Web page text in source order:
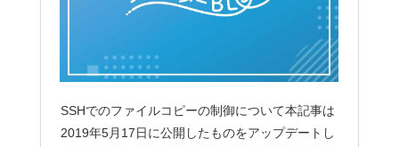
SSHでのファイルコピーの制御について本記事は
2019年5月17日に公開したものをアップデートし